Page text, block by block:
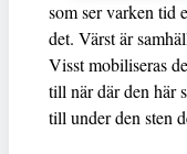
som ser varken tid
det. Värst är
Visst mobiliseras
till när där den här
till under den sten